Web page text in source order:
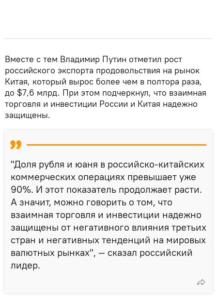
Вместе с тем Владимир Путин отметил рост
российского экспорта продовольствия на рынок
Китая, который вырос более чем в полтора раза,
до $7,6 млрд. При этом подчеркнул, что взаимная
торговля и инвестиции России и Китая надежно
защищены.
"Доля рубля и юаня в российско-китайских
коммерческих операциях превышает уже
90%. И этот показатель продолжает расти.
А значит, можно говорить о том, что
взаимная торговля и инвестиции надежно
защищены от негативного влияния третьих
стран и негативных тенденций на мировых
валютных рынках", — сказал российский
лидер.